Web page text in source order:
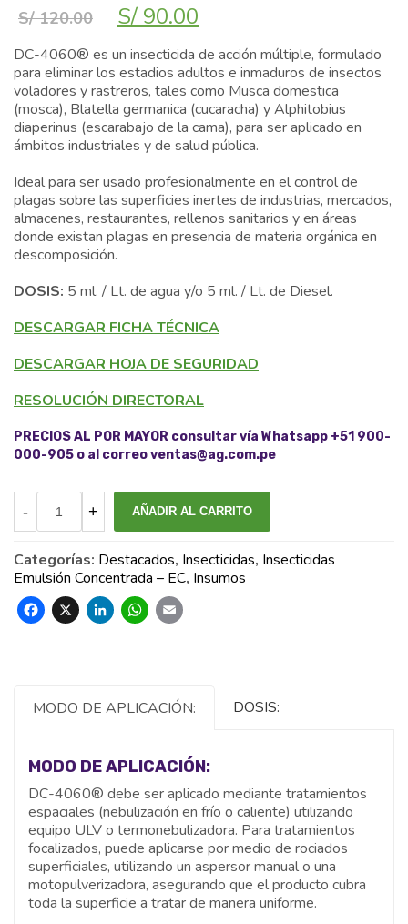
S/120.00 El
precio
original
era:
S/ 120.00.
S/ 90.00
actual
es:
S/ 90.00.
DC-4060® es un insecticida de acción múltiple, formulado
para eliminar los estadios adultos e inmaduros de insectos
voladores y rastreros, tales como Musca domestica
(mosca), Blatella germanica (cucaracha) y Alphitobius
diaperinus (escarabajo de la cama), para ser aplicado en
ámbitos industriales y de salud pública.
Ideal para ser usado profesionalmente en el control de
plagas sobre las superficies inertes de industrias, mercados,
almacenes, restaurantes, rellenos sanitarios y en áreas
donde existan plagas en presencia de materia orgánica en
descomposición.
DOSIS: 5 ml. / Lt. de agua y/o 5 ml. / Lt. de Diesel.
DESCARGAR FICHA TÉCNICA
DESCARGAR HOJA DE SEGURIDAD
RESOLUCIÓN DIRECTORAL
PRECIOS AL POR MAYOR consultar vía Whatsapp +51 900-
000-905 o al correo ventas@ag.com.pe
AÑADIR AL CARRITO
Categorías: Destacados, Insecticidas, Insecticidas
Emulsión Concentrada – EC, Insumos
Facebook
X LinkedIn
WhatsApp
MODO DE APLICACIÓN: DOSIS:
MODO DE APLICACIÓN:
DC-4060® debe ser aplicado mediante tratamientos
espaciales (nebulización en frío o caliente) utilizando
equipo ULV o termonebulizadora. Para tratamientos
focalizados, puede aplicarse por medio de rociados
superficiales, utilizando un aspersor manual o una
motopulverizadora, asegurando que el producto cubra
toda la superficie a tratar de manera uniforme.